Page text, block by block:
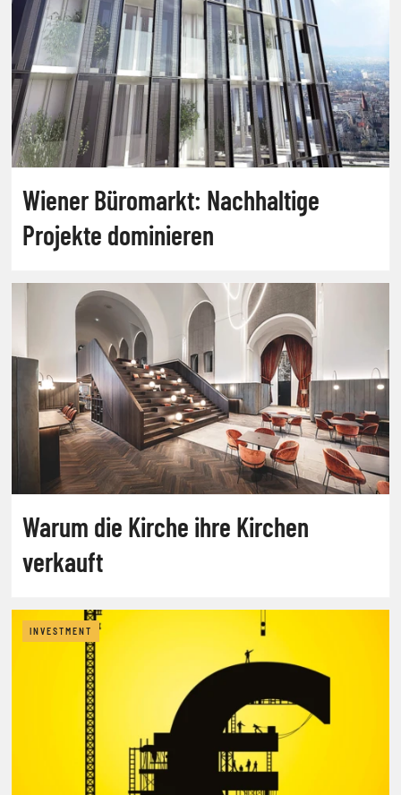
Wiener Büromarkt: Nachhaltige
Projekte dominieren
Warum die Kirche ihre Kirchen
verkauft
INVESTMENT